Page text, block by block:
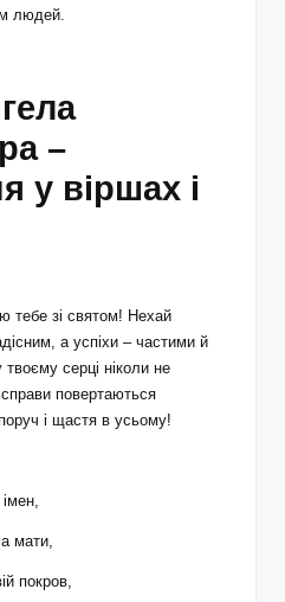
людей.
–
у віршах і
тебе зі святом! Нехай
а успіхи – частими й
серці ніколи не
справи повертаються
і щастя в усьому!
мати,
покров,